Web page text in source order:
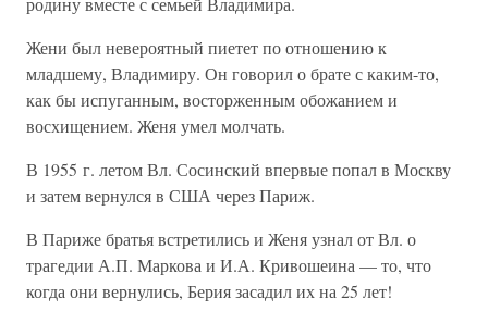
Жени был невероятный пиетет по отношению к
младшему, Владимиру. Он говорил о брате с каким-то,
как бы испуганным, восторженным обожанием и
восхищением. Женя умел молчать.
В 1955 г. летом Вл. Сосинский впервые попал в Москву
и затем вернулся в США через Париж.
В Париже братья встретились и Женя узнал от Вл. о
трагедии А.П. Маркова и И.А. Кривошеина — то, что
когда они вернулись, Берия засадил их на 25 лет!